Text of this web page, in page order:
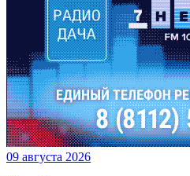
09 августа 2026